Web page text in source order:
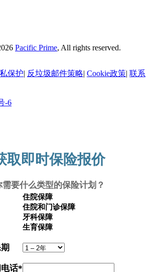
Pacific Prime, All rights reserved.
保护| 反垃圾邮件策略| Cookie政策| 联系
-6
取即时保险报价
需要什么类型的保险计划？
住院保障
住院和门诊保障
牙科保障
生育保障
电话*